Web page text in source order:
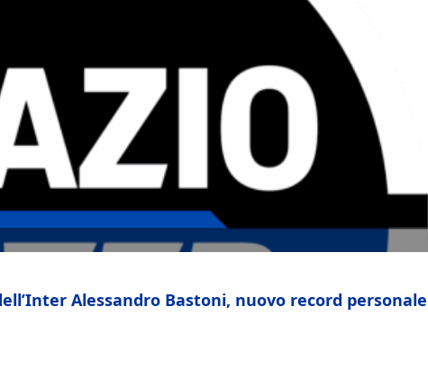
Alessandro Bastoni, nuovo record personale